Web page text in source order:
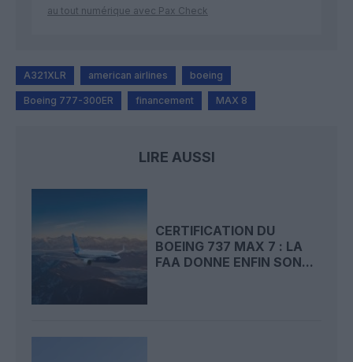
au tout numérique avec Pax Check
A321XLR american airlines boeing
Boeing 777-300ER financement MAX 8
LIRE AUSSI
CERTIFICATION DU
BOEING 737 MAX 7 : LA
FAA DONNE ENFIN SON...